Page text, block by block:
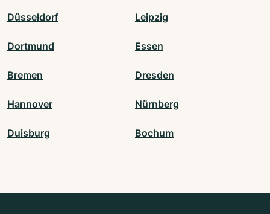
Düsseldorf Leipzig
Dortmund Essen
Bremen Dresden
Hannover Nürnberg
Duisburg Bochum